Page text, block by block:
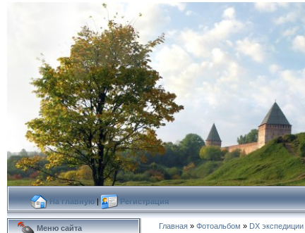
На главную| Регистрация
Меню сайта Главная » Фотоальбом » DX экспедиции